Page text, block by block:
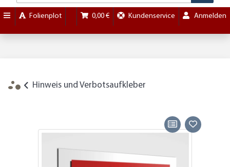
Folienplot 0,00 € Kundenservice Anmelden
Hinweis und Verbotsaufkleber